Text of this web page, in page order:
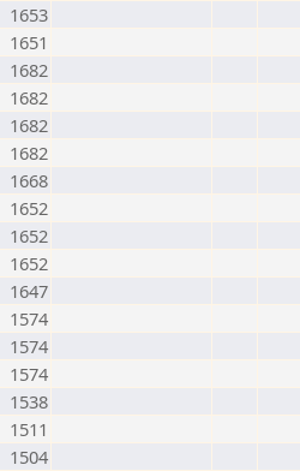
1653
1651
1682
1682
1682
1682
1668
1652
1652
1652
1647
1574
1574
1574
1538
1511
1504